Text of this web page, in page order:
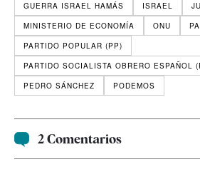
GUERRA ISRAEL HAMÁS
ISRAEL
MINISTERIO DE ECONOMÍA
ONU
PARTIDO POPULAR (PP)
PARTIDO SOCIALISTA OBRERO ESPAÑOL
PEDRO SÁNCHEZ
PODEMOS
2 Comentarios